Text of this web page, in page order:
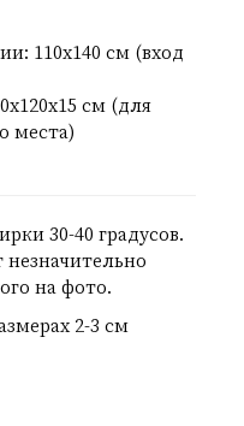
110х140 см (вход
см (для
места)
30-40 градусов.
на фото.
2-3 см